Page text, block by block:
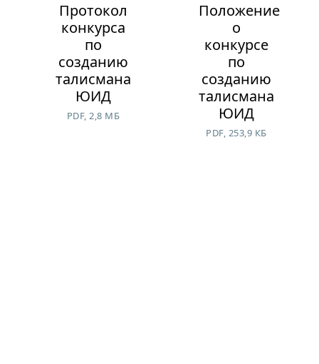
Протокол
конкурса
по
созданию
талисмана
ЮИД
PDF, 2,8 МБ
Положение
о
конкурсе
по
созданию
талисмана
ЮИД
PDF, 253,9 КБ